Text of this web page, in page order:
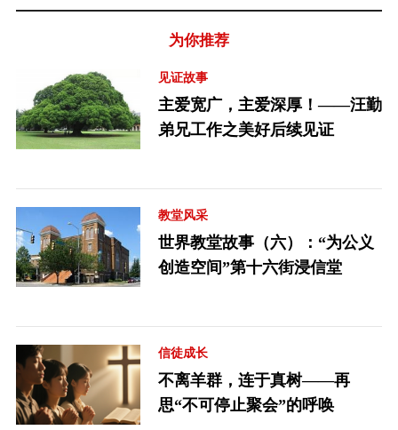
为你推荐
见证故事
主爱宽广，主爱深厚！——汪勤
弟兄工作之美好后续见证
教堂风采
世界教堂故事（六）：“为公义
创造空间”第十六街浸信堂
信徒成长
不离羊群，连于真树——再
思“不可停止聚会”的呼唤